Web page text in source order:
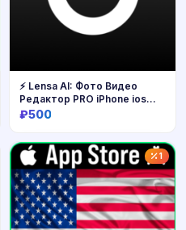
Купить
⚡ Lensa AI: Фото Видео
Редактор PRO iPhone ios
AppStore
₽500
1